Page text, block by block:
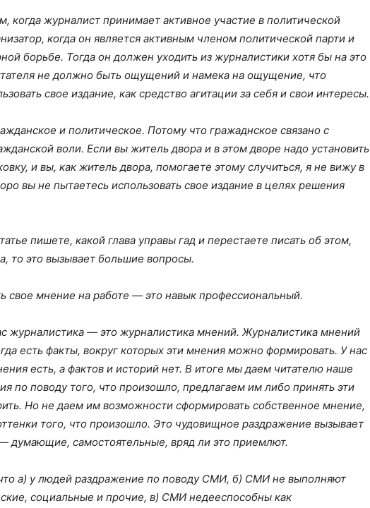
когда журналист принимает активное участие в политической
когда он является активным членом политической парти и
борьбе. Тогда он должен уходить из журналистики хотя бы на это
не должно быть ощущений и намека на ощущение, что
свое издание, как средство агитации за себя и свои интересы.
и политическое. Потому что гражаднское связано с
воли. Если вы житель двора и в этом дворе надо установить
и вы, как житель двора, помогаете этому случиться, я не вижу в
вы не пытаетесь использовать свое издание в целях решения
пишете, какой глава управы гад и перестаете писать об этом,
то это вызывает большие вопросы.
свое мнение на работе — это навык профессиональный.
журналистика — это журналистика мнений. Журналистика мнений
есть факты, вокруг которых эти мнения можно формировать. У нас
есть, а фактов и историй нет. В итоге мы даем читателю наше
по поводу того, что произошло, предлагаем им либо принять эти
Но не даем им возможности сформировать собственное мнение,
того, что произошло. Это чудовищное раздражение вызывает
самостоятельные, вряд ли это приемлют.
a) у людей раздражение по поводу СМИ, б) СМИ не выполняют
социальные и прочие, в) СМИ недееспособны как